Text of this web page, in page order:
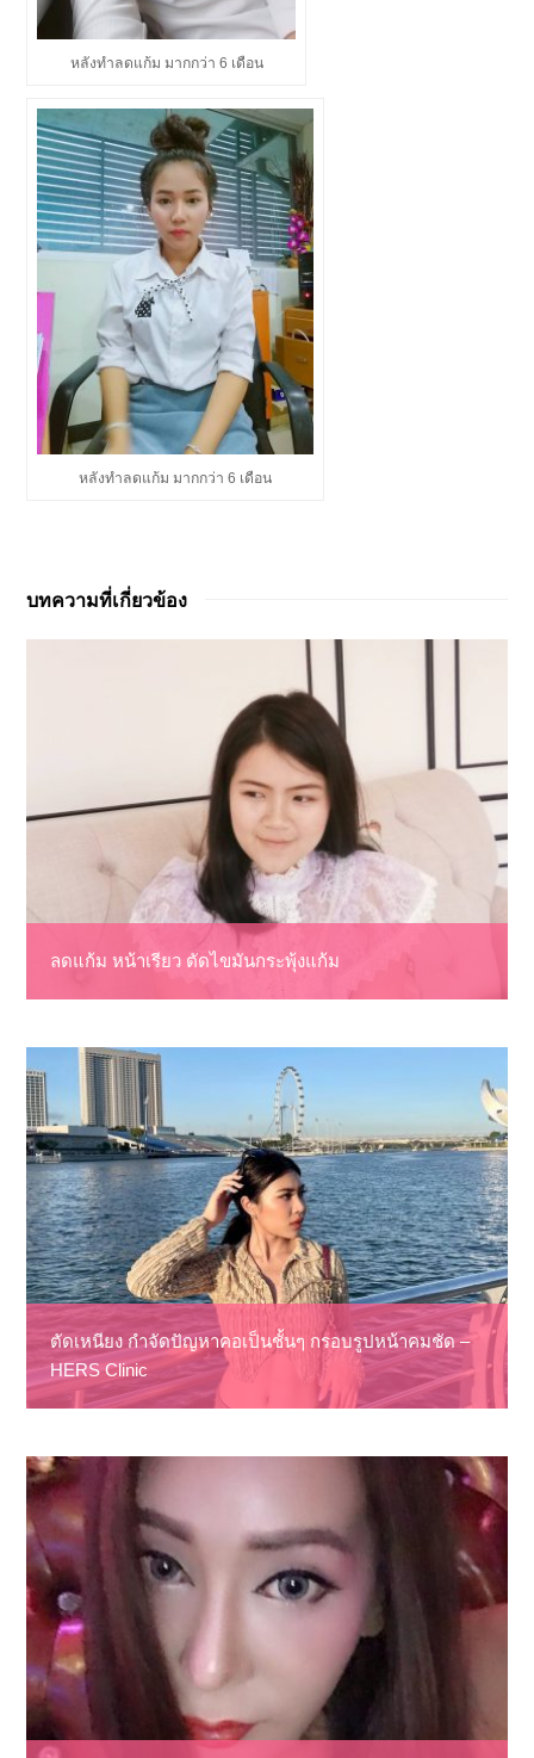
หลังทำลดแก้ม มากกว่า 6 เดือน
หลังทำลดแก้ม มากกว่า 6 เดือน
บทความที่เกี่ยวข้อง
ลดแก้ม หน้าเรียว ตัดไขมันกระพุ้งแก้ม
ตัดเหนียง กำจัดปัญหาคอเป็นชั้นๆ กรอบรูปหน้าคมชัด –
HERS Clinic